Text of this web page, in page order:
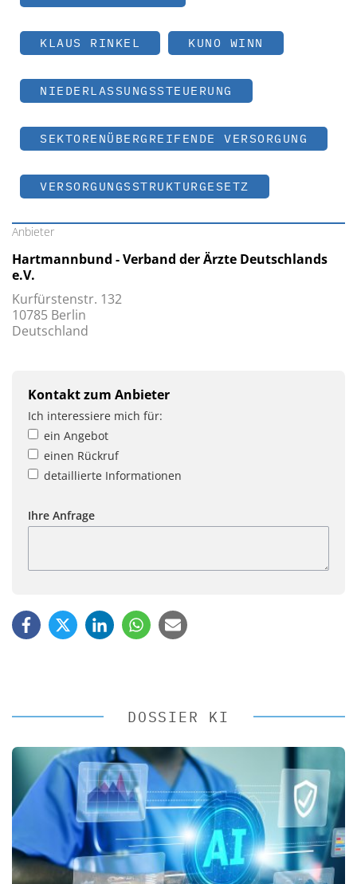
KLAUS RINKEL KUNO WINN
NIEDERLASSUNGSSTEUERUNG
SEKTORENÜBERGREIFENDE VERSORGUNG
VERSORGUNGSSTRUKTURGESETZ
Anbieter
Hartmannbund - Verband der Ärzte Deutschlands
e.V.
Kurfürstenstr. 132
10785 Berlin
Deutschland
Kontakt zum Anbieter
Ich interessiere mich für:
ein Angebot
einen Rückruf
detaillierte Informationen
Ihre Anfrage
DOSSIER KI